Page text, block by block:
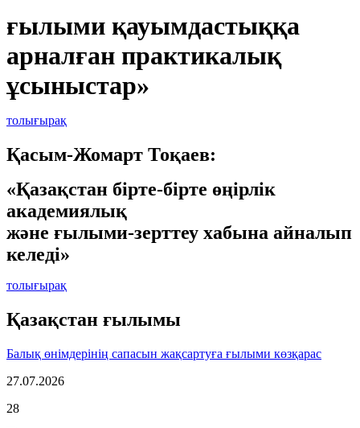
ғылыми қауымдастыққа
арналған практикалық
ұсыныстар»
толығырақ
Қасым-Жомарт Тоқаев:
«Қазақстан бірте-бірте өңірлік
академиялық
және ғылыми-зерттеу хабына айналып
келеді»
толығырақ
Қазақстан ғылымы
Балық өнімдерінің сапасын жақсартуға ғылыми көзқарас
27.07.2026
28